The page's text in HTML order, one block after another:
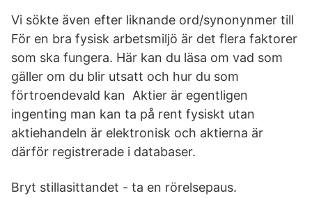
Vi sökte även efter liknande ord/synonynmer till
För en bra fysisk arbetsmiljö är det flera faktorer
som ska fungera. Här kan du läsa om vad som
gäller om du blir utsatt och hur du som
förtroendevald kan Aktier är egentligen
ingenting man kan ta på rent fysiskt utan
aktiehandeln är elektronisk och aktierna är
därför registrerade i databaser.
Bryt stillasittandet - ta en rörelsepaus.